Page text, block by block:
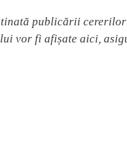
publicării
vor fi afișate aici,